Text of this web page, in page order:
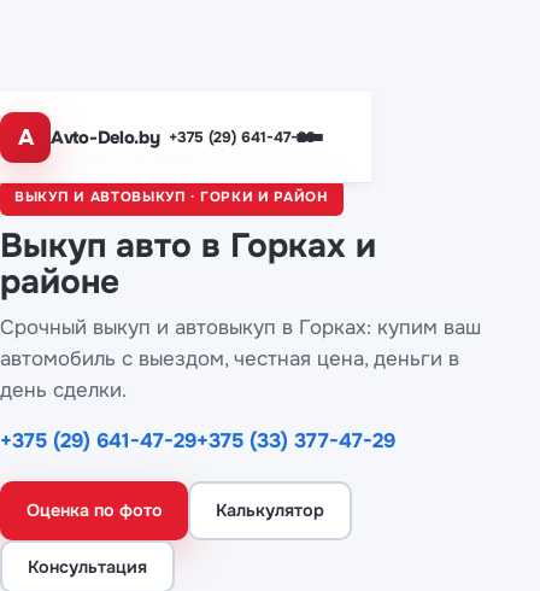
A Avto-Delo.by +375 (29) 641-47-29
Главная / Горки
ВЫКУП И АВТОВЫКУП · ГОРКИ И РАЙОН
Выкуп авто в Горках и
районе
Срочный выкуп и автовыкуп в Горках: купим ваш
автомобиль с выездом, честная цена, деньги в
день сделки.
+375 (29) 641-47-29+375 (33) 377-47-29
Оценка по фото Калькулятор
Консультация